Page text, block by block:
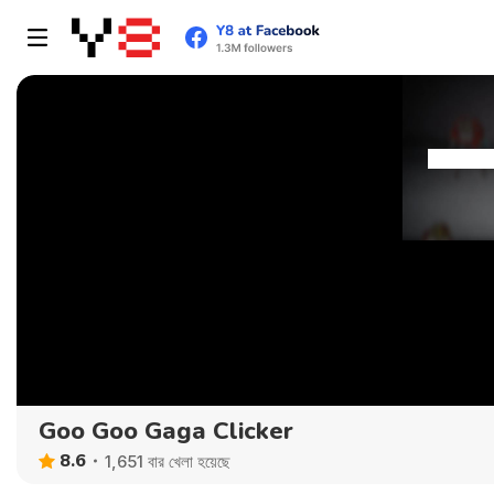
Goo Goo Gaga Clicker
8.6 1,651 বার খেলা হয়েছে